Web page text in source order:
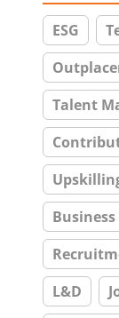
ESG
Talent
L&D